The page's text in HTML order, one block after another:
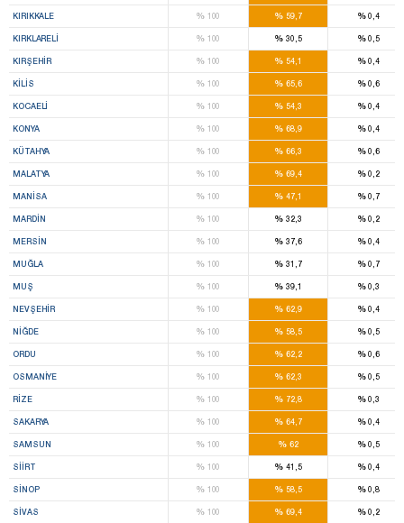
KIRIKKALE %100 % 59,7 %0,4
KIRKLARELI %100 % 30,5 %0,5
KIRŞEHIR %100 % 54,1 %0,4
KILIS %100 % 65,6 %0,6
KOCAELI %100 % 54,3 %0,4
KONYA %100 % 68,9 %0,4
KÜTAHYA %100 % 66,3 %0,6
MALATYA %100 % 69,4 %0,2
MANISA %100 % 47,1 %0,7
MARDIN %100 % 32,3 %0,2
MERSIN %100 % 37,6 %0,4
MUĞLA %100 % 31,7 %0,7
MUŞ %100 % 39,1 %0,3
NEVŞEHIR %100 % 62,9 %0,4
NIĞDE %100 % 58,5 %0,5
ORDU %100 % 62,2 %0,6
OSMANIYE %100 % 62,3 %0,5
RIZE %100 % 72,8 %0,3
SAKARYA %100 % 64,7 %0,4
SAMSUN %100 % 62 %0,5
SIIRT %100 % 41,5 %0,4
SINOP %100 % 58,5 %0,8
SIVAS %100 % 69,4 %0,2